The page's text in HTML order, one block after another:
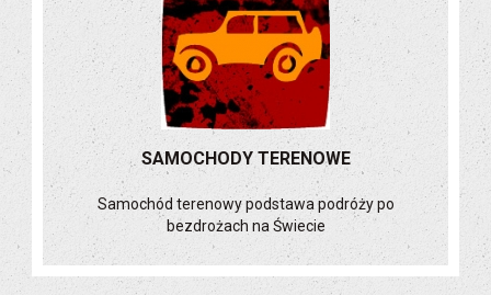
SAMOCHODY TERENOWE
Samochód terenowy podstawa podróży po
bezdrożach na Świecie